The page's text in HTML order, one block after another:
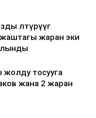
өлтүрүүгө
жаран эки
тосууга
жана 2 жаран